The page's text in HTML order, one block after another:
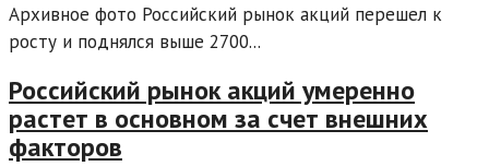
Архивное фото Российский рынок акций перешел к
росту и поднялся выше 2700...
Российский рынок акций умеренно
растет в основном за счет внешних
факторов